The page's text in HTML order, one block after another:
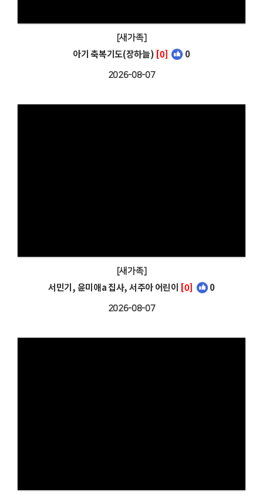
[새가족]
아기 축복기도(장하늘) [0] 0
2026-08-07
[새가족]
서민기, 윤미애a 집사, 서주아 어린이 [0] 0
2026-08-07